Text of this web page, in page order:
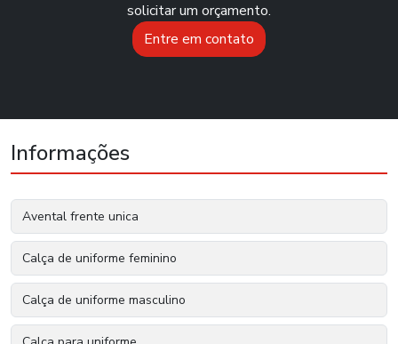
solicitar um orçamento.
Entre em contato
Informações
Avental frente unica
Calça de uniforme feminino
Calça de uniforme masculino